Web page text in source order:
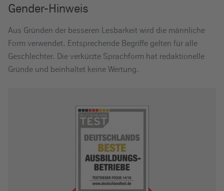
Gender-Hinweis
Aus Gründen der besseren Lesbarkeit wird die männliche
Form verwendet. Entsprechende Begriffe gelten für alle
Geschlechter. Die verkürzte Sprachform hat redaktionelle
Gründe und beinhaltet keine Wertung.